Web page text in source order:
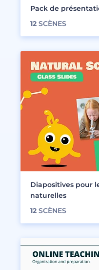
Pack de
12 SCÈNES
Diapositives pour
naturelles
12 SCÈNES